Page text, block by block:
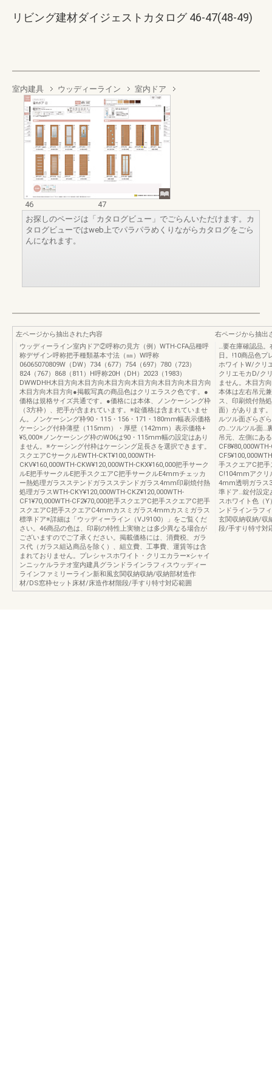
リビング建材ダイジェストカタログ 46-47(48-49)
室内建具 ウッディーライン 室内ドア
46
47
お探しのページは「カタログビュー」でごらんいただけます。カ
タログビューではweb上でパラパラめくりながらカタログをごら
んになれます。
左ページから抽出された内容
ウッディーライン室内ドア②呼称の見方（例）WTH-CFA品種呼
称デザイン呼称把手種類基本寸法（㎜）W呼称
06065070809W（DW）734（677）754（697）780（723）
824（767）868（811）H呼称20H（DH）2023（1983）
DWWDHH木目方向木目方向木目方向木目方向木目方向木目方向
木目方向木目方向●掲載写真の商品色はクリエラスク色です。●
価格は規格サイズ共通です。●価格には本体、ノンケーシング枠
（3方枠）、把手が含まれています。※錠価格は含まれていませ
ん。ノンケーシング枠90・115・156・171・180mm幅表示価格
ケーシング付枠薄壁（115mm）・厚壁（142mm）表示価格+
¥5,000※ノンケーシング枠のW06は90・115mm幅の設定はあり
ません。※ケーシング付枠はケーシング足長さを選択できます。
スクエアCサークルEWTH-CKT¥100,000WTH-
CKV¥160,000WTH-CKW¥120,000WTH-CKX¥160,000把手サーク
ルE把手サークルE把手スクエアC把手サークルE4mmチェッカ
ー熱処理ガラスステンドガラスステンドガラス4mm印刷焼付熱
処理ガラスWTH-CKY¥120,000WTH-CKZ¥120,000WTH-
CF1¥70,000WTH-CF2¥70,000把手スクエアC把手スクエアC把手
スクエアC把手スクエアC4mmカスミガラス4mmカスミガラス
標準ドア※詳細は「ウッディーライン（VJ9100）」をご覧くだ
さい。46商品の色は、印刷の特性上実物とは多少異なる場合が
ございますのでご了承ください。掲載価格には、消費税、ガラ
ス代（ガラス組込商品を除く）、組立費、工事費、運賃等は含
まれておりません。プレシャスホワイト・クリエカラー×シャイ
ンニッケルラテオ室内建具グランドラインラフィスウッディー
ラインファミリーライン新和風玄関収納収納/収納部材造作
材/DS窓枠セット床材/床造作材階段/手すり特寸対応範囲
右ページから抽出
…要在庫確認品。
日。!10商品色プ
ホワイトW/クリ
クリエモカD/ク
ません。木目方
本体は左右吊元
ス、印刷焼付熱
面）があります
ルツル面ざらざ
の…ツルツル面…
吊元、左側にあ
手スクエアC把
C!104mmアクリ
4mm透明ガラス
準ドア…錠付設定
スホワイト色（
ンドラインラフ
玄関収納収納/収
段/手すり特寸対